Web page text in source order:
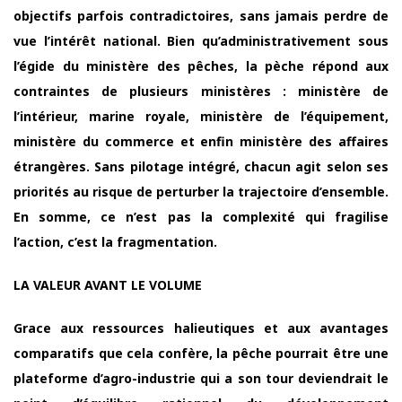
objectifs parfois contradictoires, sans jamais perdre de
vue l’intérêt national. Bien qu’administrativement sous
l’égide du ministère des pêches, la pèche répond aux
contraintes de plusieurs ministères : ministère de
l’intérieur, marine royale, ministère de l’équipement,
ministère du commerce et enfin ministère des affaires
étrangères. Sans pilotage intégré, chacun agit selon ses
priorités au risque de perturber la trajectoire d’ensemble.
En somme, ce n’est pas la complexité qui fragilise
l’action, c’est la fragmentation.
LA VALEUR AVANT LE VOLUME
Grace aux ressources halieutiques et aux avantages
comparatifs que cela confère, la pêche pourrait être une
plateforme d’agro-industrie qui a son tour deviendrait le